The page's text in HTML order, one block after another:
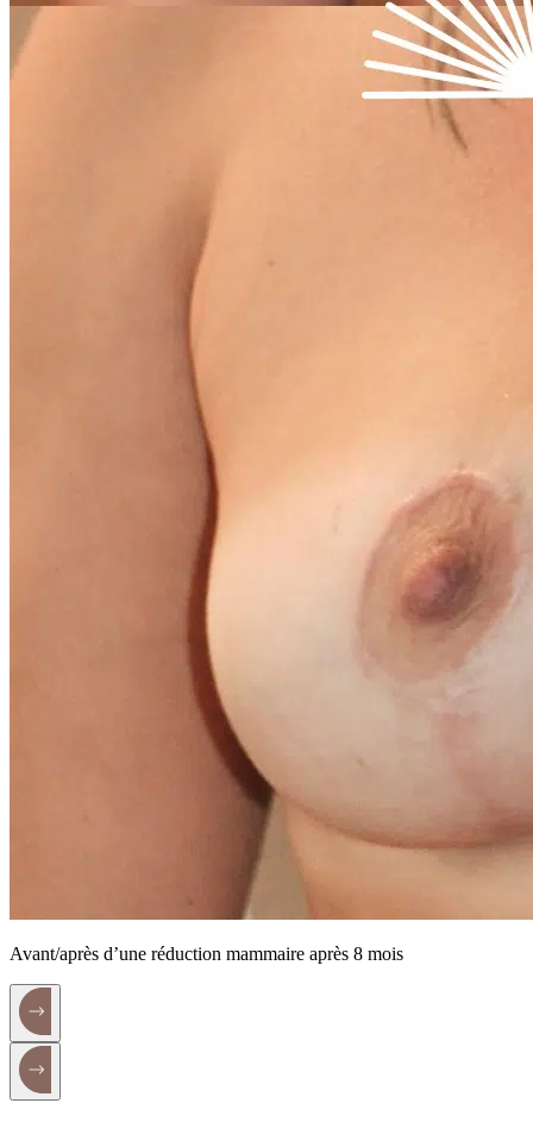
Avant/après d’une réduction mammaire après 8 mois